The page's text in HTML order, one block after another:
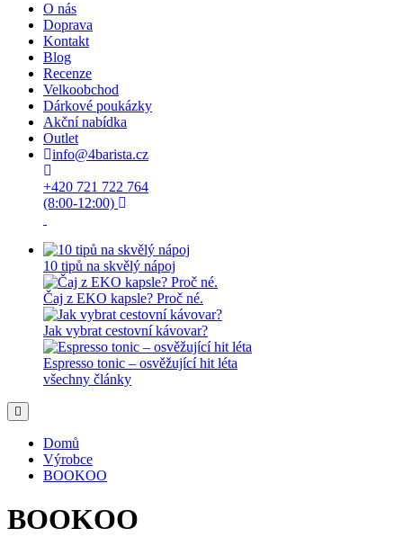
O nás
Doprava
Kontakt
Blog
Recenze
Velkoobchod
Dárkové poukázky
Akční nabídka
Outlet
info@4barista.cz
+420 721 722 764
(8:00-12:00)
10 tipů na skvělý nápoj
Čaj z EKO kapsle? Proč né.
Jak vybrat cestovní kávovar?
Espresso tonic – osvěžující hit léta
všechny články
Domů
Výrobce
BOOKOO
BOOKOO